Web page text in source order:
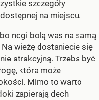
szczegóły
na miejscu.
nogi bolą was na samą
wieżę dostaniecie się
atrakcyjną. Trzeba być
która może
Mimo to warto
zapierają dech